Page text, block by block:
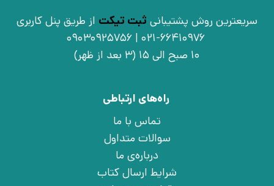
سریعترین روش پشتیبانی ثبت تیکت از طریق پنل کاربری
021-66410976 | 09030925756
10 صبح الی 15 (3 بعد از ظهر)
راه‌های ارتباطی
تماس با ما
سوالات متداول
درباره‌ی ما
شرایط ارسال کتاب